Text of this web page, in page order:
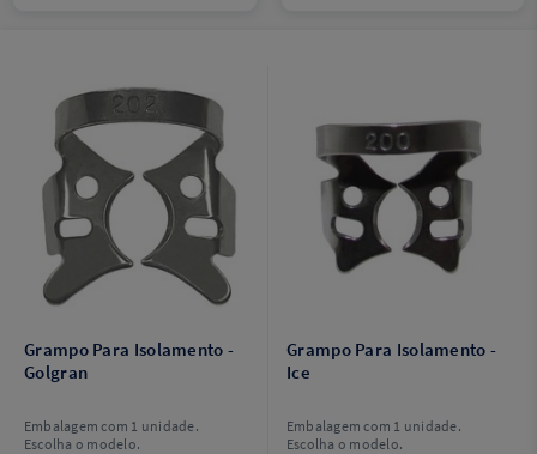
Dental
Software
Odontológico
Grampo Para Isolamento -
Golgran
Embalagem com 1 unidade.
Escolha o modelo.
Grampo Para Isolamento -
Ice
Embalagem com 1 unidade.
Escolha o modelo.